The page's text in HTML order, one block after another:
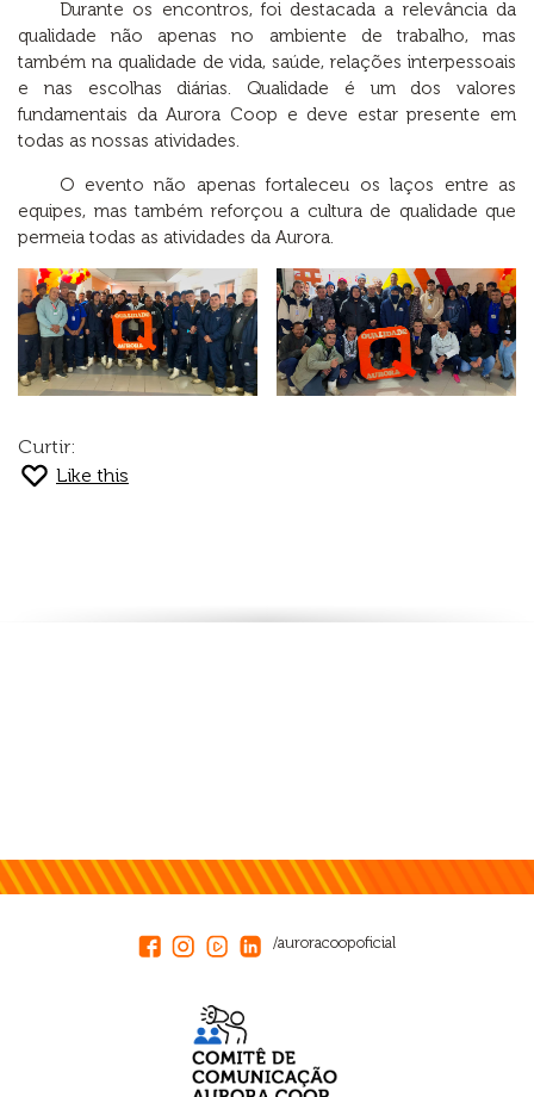
Durante os encontros, foi destacada a relevância da
qualidade não apenas no ambiente de trabalho, mas
também na qualidade de vida, saúde, relações interpessoais
e nas escolhas diárias. Qualidade é um dos valores
fundamentais da Aurora Coop e deve estar presente em
todas as nossas atividades.
O evento não apenas fortaleceu os laços entre as
equipes, mas também reforçou a cultura de qualidade que
permeia todas as atividades da Aurora.
Curtir:
Like this
/auroracoopoficial